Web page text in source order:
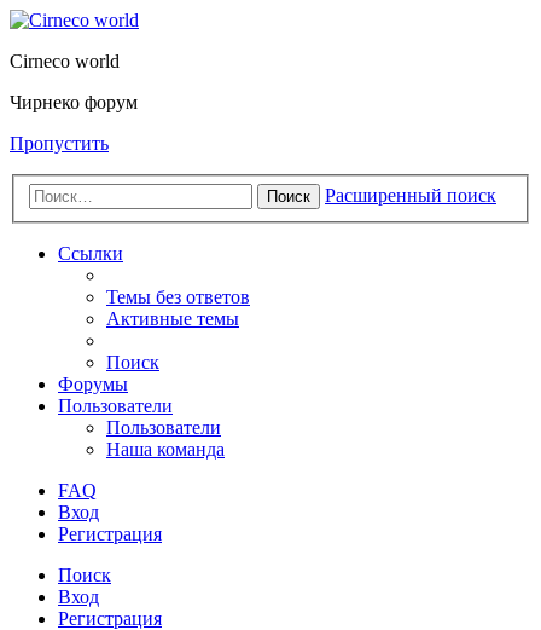
Cirneco world
Чирнеко форум
Пропустить
Поиск Расширенный поиск
Ссылки
Темы без ответов
Активные темы
Поиск
Форумы
Пользователи
Пользователи
Наша команда
FAQ
Вход
Регистрация
Поиск
Вход
Регистрация